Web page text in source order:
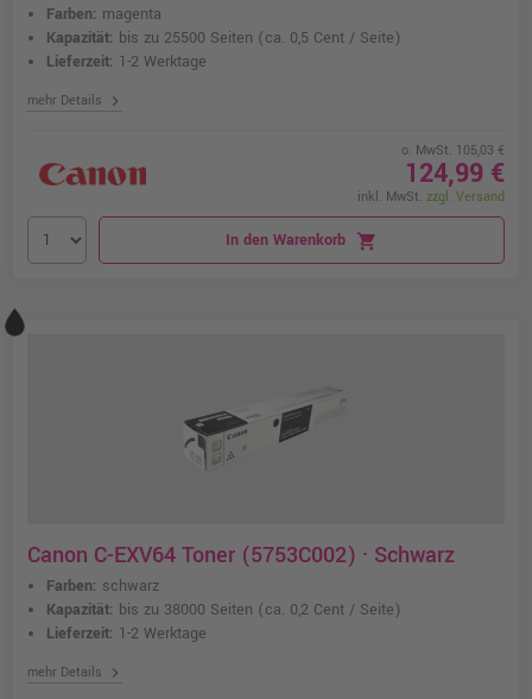
Farben: magenta
Kapazität: bis zu 25500 Seiten (ca. 0,5 Cent / Seite)
Lieferzeit: 1-2 Werktage
mehr Details chevron_right
o. MwSt. 105,03 €
124,99 €
inkl. MwSt. zzgl. Versand
In den Warenkorb shopping_cart
Canon C-EXV64 Toner (5753C002) · Schwarz
Farben: schwarz
Kapazität: bis zu 38000 Seiten (ca. 0,2 Cent / Seite)
Lieferzeit: 1-2 Werktage
mehr Details chevron_right